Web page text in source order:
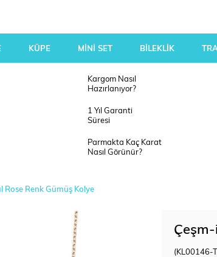
KÜPE MİNİ SET BİLEKLİK
Kargom Nasıl
Hazırlanıyor?
1 Yıl Garanti
Süresi
Parmakta Kaç Karat
Nasıl Görünür?
Rose Renk Gümüş Kolye
(KL00146-